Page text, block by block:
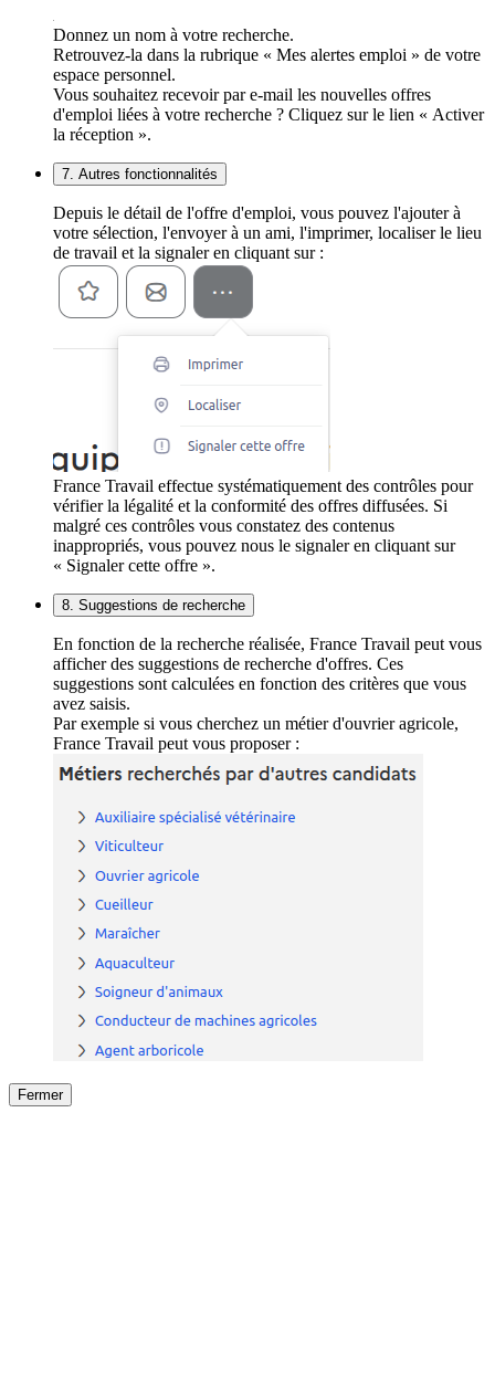
Donnez un nom à votre recherche.
Retrouvez-la dans la rubrique « Mes alertes emploi » de votre
espace personnel.
Vous souhaitez recevoir par e-mail les nouvelles offres
d'emploi liées à votre recherche ? Cliquez sur le lien « Activer
la réception ».
7. Autres fonctionnalités
Depuis le détail de l'offre d'emploi, vous pouvez l'ajouter à
votre sélection, l'envoyer à un ami, l'imprimer, localiser le lieu
de travail et la signaler en cliquant sur :
France Travail effectue systématiquement des contrôles pour
vérifier la légalité et la conformité des offres diffusées. Si
malgré ces contrôles vous constatez des contenus
inappropriés, vous pouvez nous le signaler en cliquant sur
« Signaler cette offre ».
8. Suggestions de recherche
En fonction de la recherche réalisée, France Travail peut vous
afficher des suggestions de recherche d'offres. Ces
suggestions sont calculées en fonction des critères que vous
avez saisis.
Par exemple si vous cherchez un métier d'ouvrier agricole,
France Travail peut vous proposer :
Fermer